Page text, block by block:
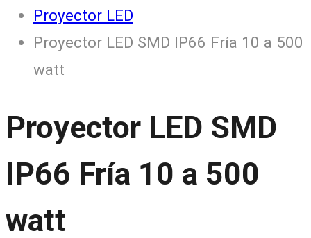
Proyector LED
Proyector LED SMD IP66 Fría 10 a 500
watt
Proyector LED SMD
IP66 Fría 10 a 500
watt